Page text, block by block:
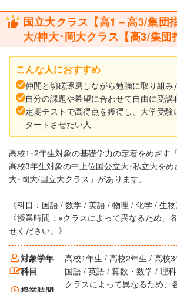
国立大クラス【高1－高3/集団
大/神大･岡大クラス【高3/集団
こんな人におすすめ
仲間と切磋琢磨しながら勉強に取り組み
自分の課題や希望に合わせて自由に受講
定期テストで高得点を獲得し、大学受験
タートさせたい人
高校1･2年生対象の基礎学力の定着をめざす
高校3年生対象の中上位国公立大･私立大を
大･岡大/国立大クラス」があります。
《科目：国語 / 数学 / 英語 / 物理 / 化学 / 生物
《授業時間：※クラスによって異なるため、
せください。》
対象学年
高校1年生 / 高校2年生 / 高校3
科目
国語 / 英語 / 算数・数学 / 理科
クラスによって異なるため、